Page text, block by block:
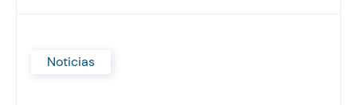
Noticias